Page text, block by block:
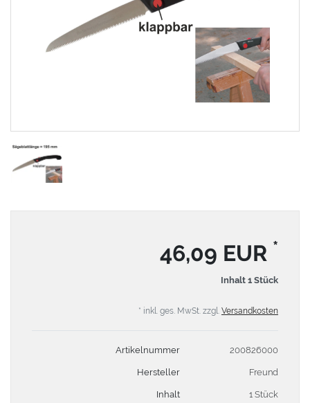
46,09 EUR *
Inhalt 1 Stück
* inkl. ges. MwSt. zzgl. Versandkosten
Artikelnummer 200826000
Hersteller Freund
Inhalt 1 Stück